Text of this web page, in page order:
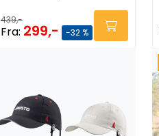
439,-
Fra: 299,- -32 %